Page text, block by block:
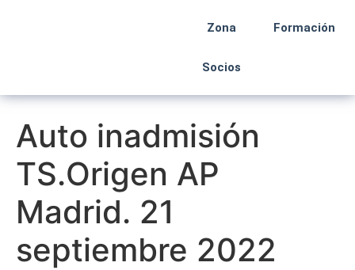
Zona
Socios
Formación
Auto inadmisión
TS.Origen AP
Madrid. 21
septiembre 2022